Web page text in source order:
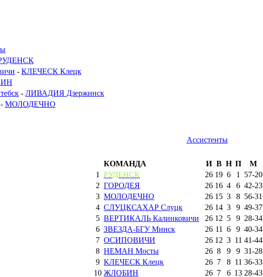
- КЛЕЧЕСК Клецк
- ЛИВАДИЯ Дзержинск
- МОЛОДЕЧНО
Ассистенты
КОМАНДА И В Н П М
1
РУДЕНСК 26 19 6 1 57-20
2 ГОРОДЕЯ 26 16 4 6 42-23
3 МОЛОДЕЧНО 26 15 3 8 56-31
4 СЛУЦКСАХАР Слуцк 26 14 3 9 49-37
5 ВЕРТИКАЛЬ Калинковичи 26 12 5 9 28-34
6 ЗВЕЗДА-БГУ Минск 26 11 6 9 40-34
7 ОСИПОВИЧИ 26 12 3 11 41-44
8 НЕМАН Мосты 26 8 9 9 31-28
9 КЛЕЧЕСК Клецк 26 7 8 11 36-33
10 ЖЛОБИН 26 7 6 13 28-43